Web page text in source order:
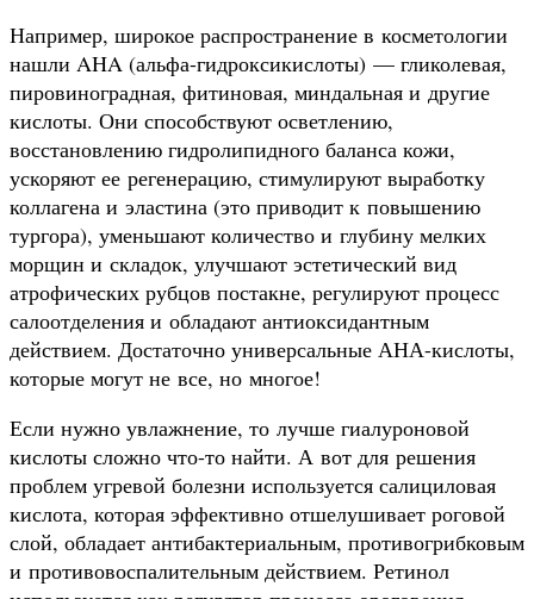
Например, широкое распространение в косметологии
нашли AHA (альфа-гидроксикислоты) — гликолевая,
пировиноградная, фитиновая, миндальная и другие
кислоты. Они способствуют осветлению,
восстановлению гидролипидного баланса кожи,
ускоряют ее регенерацию, стимулируют выработку
коллагена и эластина (это приводит к повышению
тургора), уменьшают количество и глубину мелких
морщин и складок, улучшают эстетический вид
атрофических рубцов постакне, регулируют процесс
салоотделения и обладают антиоксидантным
действием. Достаточно универсальные АНА-кислоты,
которые могут не все, но многое!
Если нужно увлажнение, то лучше гиалуроновой
кислоты сложно что-то найти. А вот для решения
проблем угревой болезни используется салициловая
кислота, которая эффективно отшелушивает роговой
слой, обладает антибактериальным, противогрибковым
и противовоспалительным действием. Ретинол